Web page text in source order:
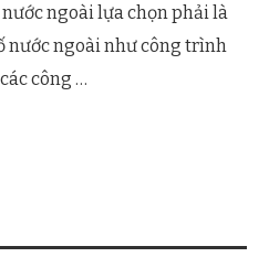
ngoài lựa chọn phải là
nước ngoài như công trình
công …